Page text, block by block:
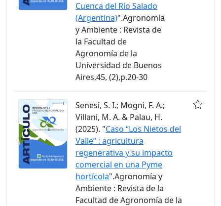
Cuenca del Río Salado
(Argentina)".Agronomía
y Ambiente : Revista de
la Facultad de
Agronomía de la
Universidad de Buenos
Aires,45, (2),p.20-30
Senesi, S. I.; Mogni, F. A.;
Villani, M. A. & Palau, H.
(2025). "Caso “Los Nietos del
Valle” : agricultura
regenerativa y su impacto
comercial en una Pyme
hortícola".Agronomía y
Ambiente : Revista de la
Facultad de Agronomía de la